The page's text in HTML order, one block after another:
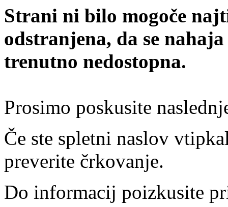
Strani ni bilo mogoče
odstranjena, da se
trenutno nedostopna.
Prosimo poskusite
Če ste spletni naslov
preverite črkovanje.
Do informacij poizkusite